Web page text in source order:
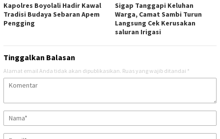
Kapolres Boyolali Hadir Kawal
Tradisi Budaya Sebaran Apem
Pengging
Sigap Tanggapi Keluhan
Warga, Camat Sambi Turun
Langsung Cek Kerusakan
saluran Irigasi
Tinggalkan Balasan
Alamat email Anda tidak akan dipublikasikan. Ruas yang wajib ditandai *